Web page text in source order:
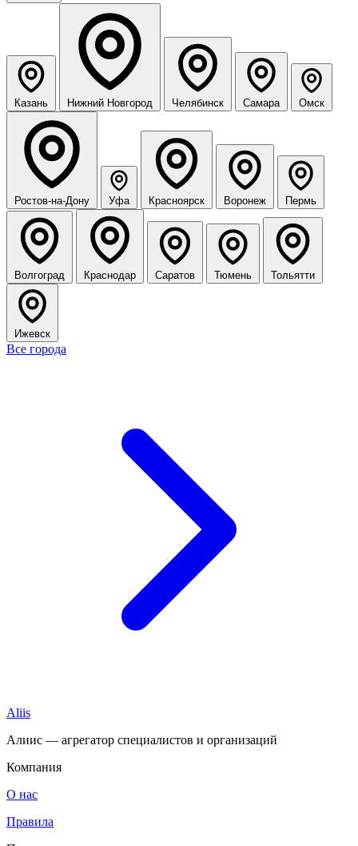
Казань Нижний Новгород Челябинск Самара Омск
Ростов-на-Дону Уфа Красноярск Воронеж Пермь
Волгоград Краснодар Саратов Тюмень Тольятти
Ижевск
Все города
Aliis
Алиис — агрегатор специалистов и организаций
Компания
О нас
Правила